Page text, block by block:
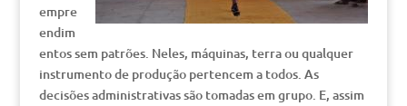
empre
endim
entos sem patrões. Neles, máquinas, terra ou qualquer
instrumento de produção pertencem a todos. As
decisões administrativas são tomadas em grupo. E, assim